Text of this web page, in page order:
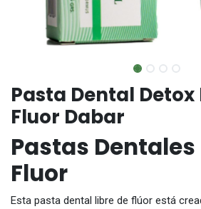
Pasta Dental Detox
Fluor Dabar
Pastas Dentales
Fluor
Esta pasta dental libre de flúor está